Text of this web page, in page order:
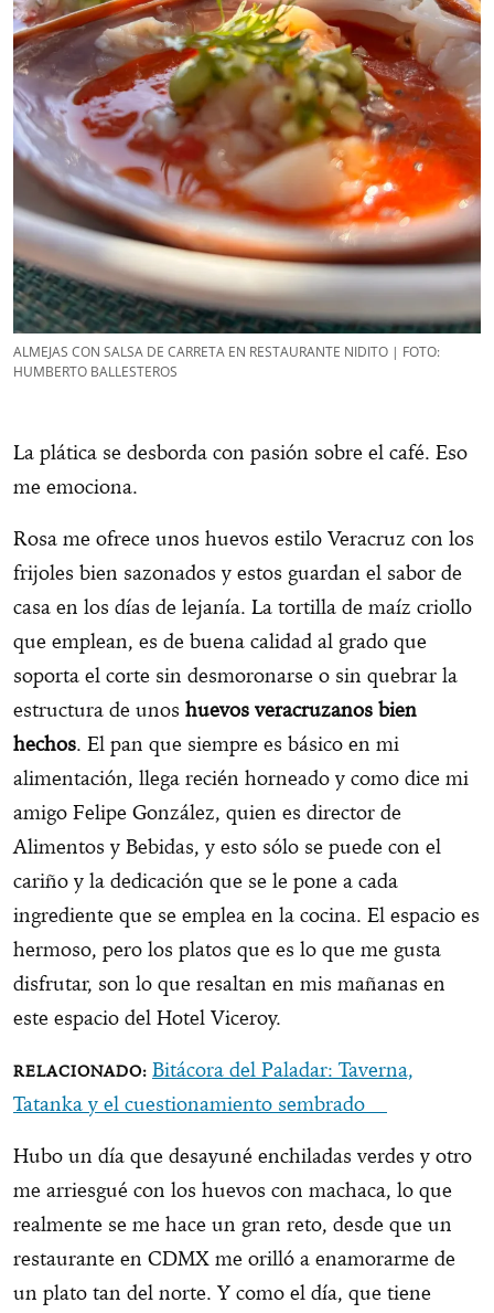
ALMEJAS CON SALSA DE CARRETA EN RESTAURANTE NIDITO | FOTO:
HUMBERTO BALLESTEROS
La plática se desborda con pasión sobre el café. Eso
me emociona.
Rosa me ofrece unos huevos estilo Veracruz con los
frijoles bien sazonados y estos guardan el sabor de
casa en los días de lejanía. La tortilla de maíz criollo
que emplean, es de buena calidad al grado que
soporta el corte sin desmoronarse o sin quebrar la
estructura de unos huevos veracruzanos bien
hechos. El pan que siempre es básico en mi
alimentación, llega recién horneado y como dice mi
amigo Felipe González, quien es director de
Alimentos y Bebidas, y esto sólo se puede con el
cariño y la dedicación que se le pone a cada
ingrediente que se emplea en la cocina. El espacio es
hermoso, pero los platos que es lo que me gusta
disfrutar, son lo que resaltan en mis mañanas en
este espacio del Hotel Viceroy.
Bitácora del Paladar: Taverna,
Tatanka y el cuestionamiento sembrado
Hubo un día que desayuné enchiladas verdes y otro
me arriesgué con los huevos con machaca, lo que
realmente se me hace un gran reto, desde que un
restaurante en CDMX me orilló a enamorarme de
un plato tan del norte. Y como el día, que tiene